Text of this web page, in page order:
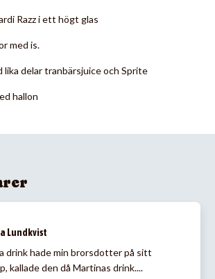
Razz i ett högt glas
med is.
lika delar tranbärsjuice och Sprite
hallon
Lundkvist
drink hade min brorsdotter på sitt
kallade den då Martinas drink....